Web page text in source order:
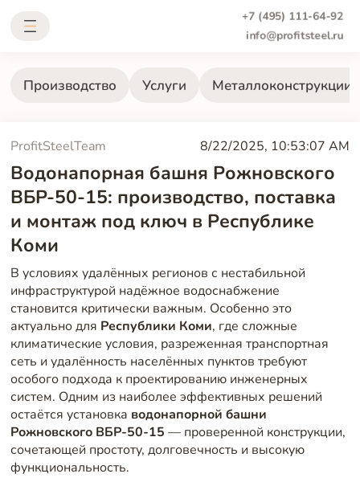
+7 (495) 111-64-92
info@profitsteel.ru
Производство Услуги Металлоконструкции
ProfitSteelTeam 8/22/2025, 10:53:07 AM
Водонапорная башня Рожновского
ВБР-50-15: производство, поставка
и монтаж под ключ в Республике
Коми
В условиях удалённых регионов с нестабильной
инфраструктурой надёжное водоснабжение
становится критически важным. Особенно это
актуально для Республики Коми, где сложные
климатические условия, разреженная транспортная
сеть и удалённость населённых пунктов требуют
особого подхода к проектированию инженерных
систем. Одним из наиболее эффективных решений
остаётся установка водонапорной башни
Рожновского ВБР-50-15 — проверенной конструкции,
сочетающей простоту, долговечность и высокую
функциональность.